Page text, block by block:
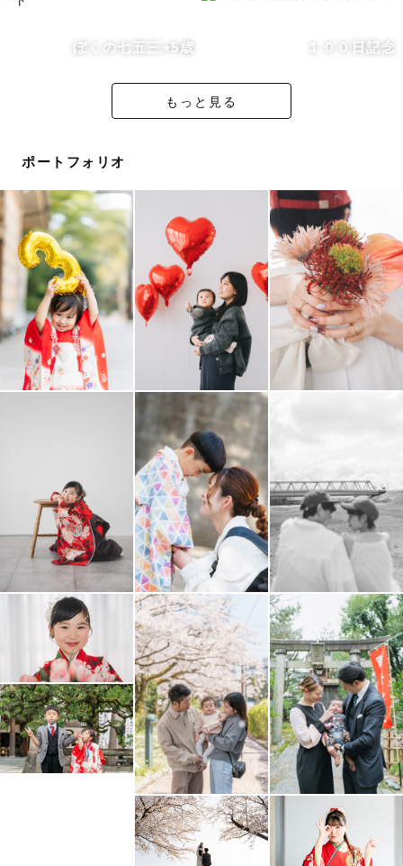
これからは皆さんの幸せな瞬間を
お手伝いをさせてください！
皆さんの素敵な瞬間を撮るために
当日までに一緒にイメージをすり合わせればと思っており
ます
撮影に慣れていない方、緊張してしまう方、大丈夫で
す！！！
最後には楽しかった〜と思って頂けるよう
私自身も全力で楽しみながら撮影させていただきます
撮影に関して相談、不安がある場合は
何なくおしゃって下さい
一緒に解決するまで考えましょう！
🗾 撮影エリアについて
富山県を拠点に活動しております
その他の場所でも撮影可能な場合があります。
その他日程が×の場合でも撮影できる場合がありますので
気軽にInstagramにてお問い合わせください。
尚、交通費が3000円を超える場合は
別途ゲスト様にご負担
頂きますのでご了承ください。
ぼくの七五三⭐︎5歳 １００日記念
もっと見る
ポートフォリオ